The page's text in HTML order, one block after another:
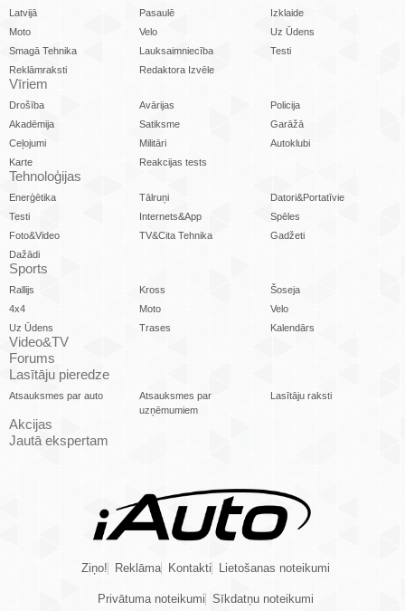
Latvijā Pasaulē
Izklaide
Moto
Velo
Uz Ūdens
Smagā Tehnika
Lauksaimniecība
Testi
Reklāmraksti
Redaktora Izvēle
Vīriem
Drošība Avārijas
Policija
Akadēmija
Satiksme
Garāžā
Ceļojumi
Militāri
Autoklubi
Karte
Reakcijas tests
Tehnoloģijas
Enerģētika Tālruņi
Datori&Portatīvie
Testi
Internets&App
Spēles
Foto&Video
TV&Cita Tehnika
Gadžeti
Dažādi
Sports
Rallijs Kross
Šoseja
4x4
Moto
Velo
Uz Ūdens
Trases Kalendārs
Video&TV
Forums
Lasītāju pieredze
Atsauksmes par auto
Atsauksmes par
uzņēmumiem
Lasītāju raksti
Akcijas
Jautā ekspertam
Ziņo! Reklāma Kontakti Lietošanas noteikumi
Privātuma noteikumi Sīkdatņu noteikumi